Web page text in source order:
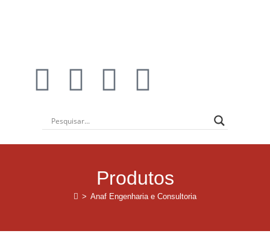
Produtos
> Anaf Engenharia e Consultoria